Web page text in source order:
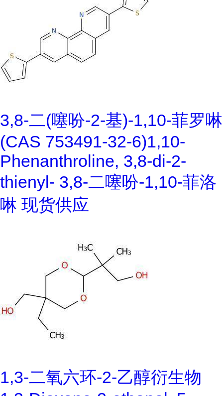
3,8-二(噻吩-2-基)-1,10-菲罗啉
(CAS 753491-32-6)1,10-
Phenanthroline, 3,8-di-2-
thienyl- 3,8-二噻吩-1,10-菲洛
啉 现货供应
1,3-二氧六环-2-乙醇衍生物